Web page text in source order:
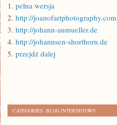
1. pełna wersja
2. http://joanofartphotography.com
3. http://johann-aumueller.de
4. http://johannsen-shorthorn.de
5. przejdź dalej
CATEGORIES: BLOG INTERNETOWY